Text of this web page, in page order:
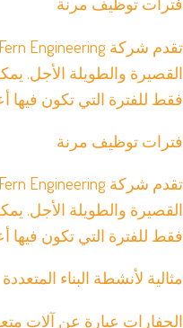
القصيرة والطويلة الأجل.
فقط للفترة التي تكون فيها
فترات توظيف مرنة
القصيرة والطويلة الأجل.
فقط للفترة التي تكون فيها
مثالية لأنشطة البناء المتعددة
الحفارات عبارة عن آلات